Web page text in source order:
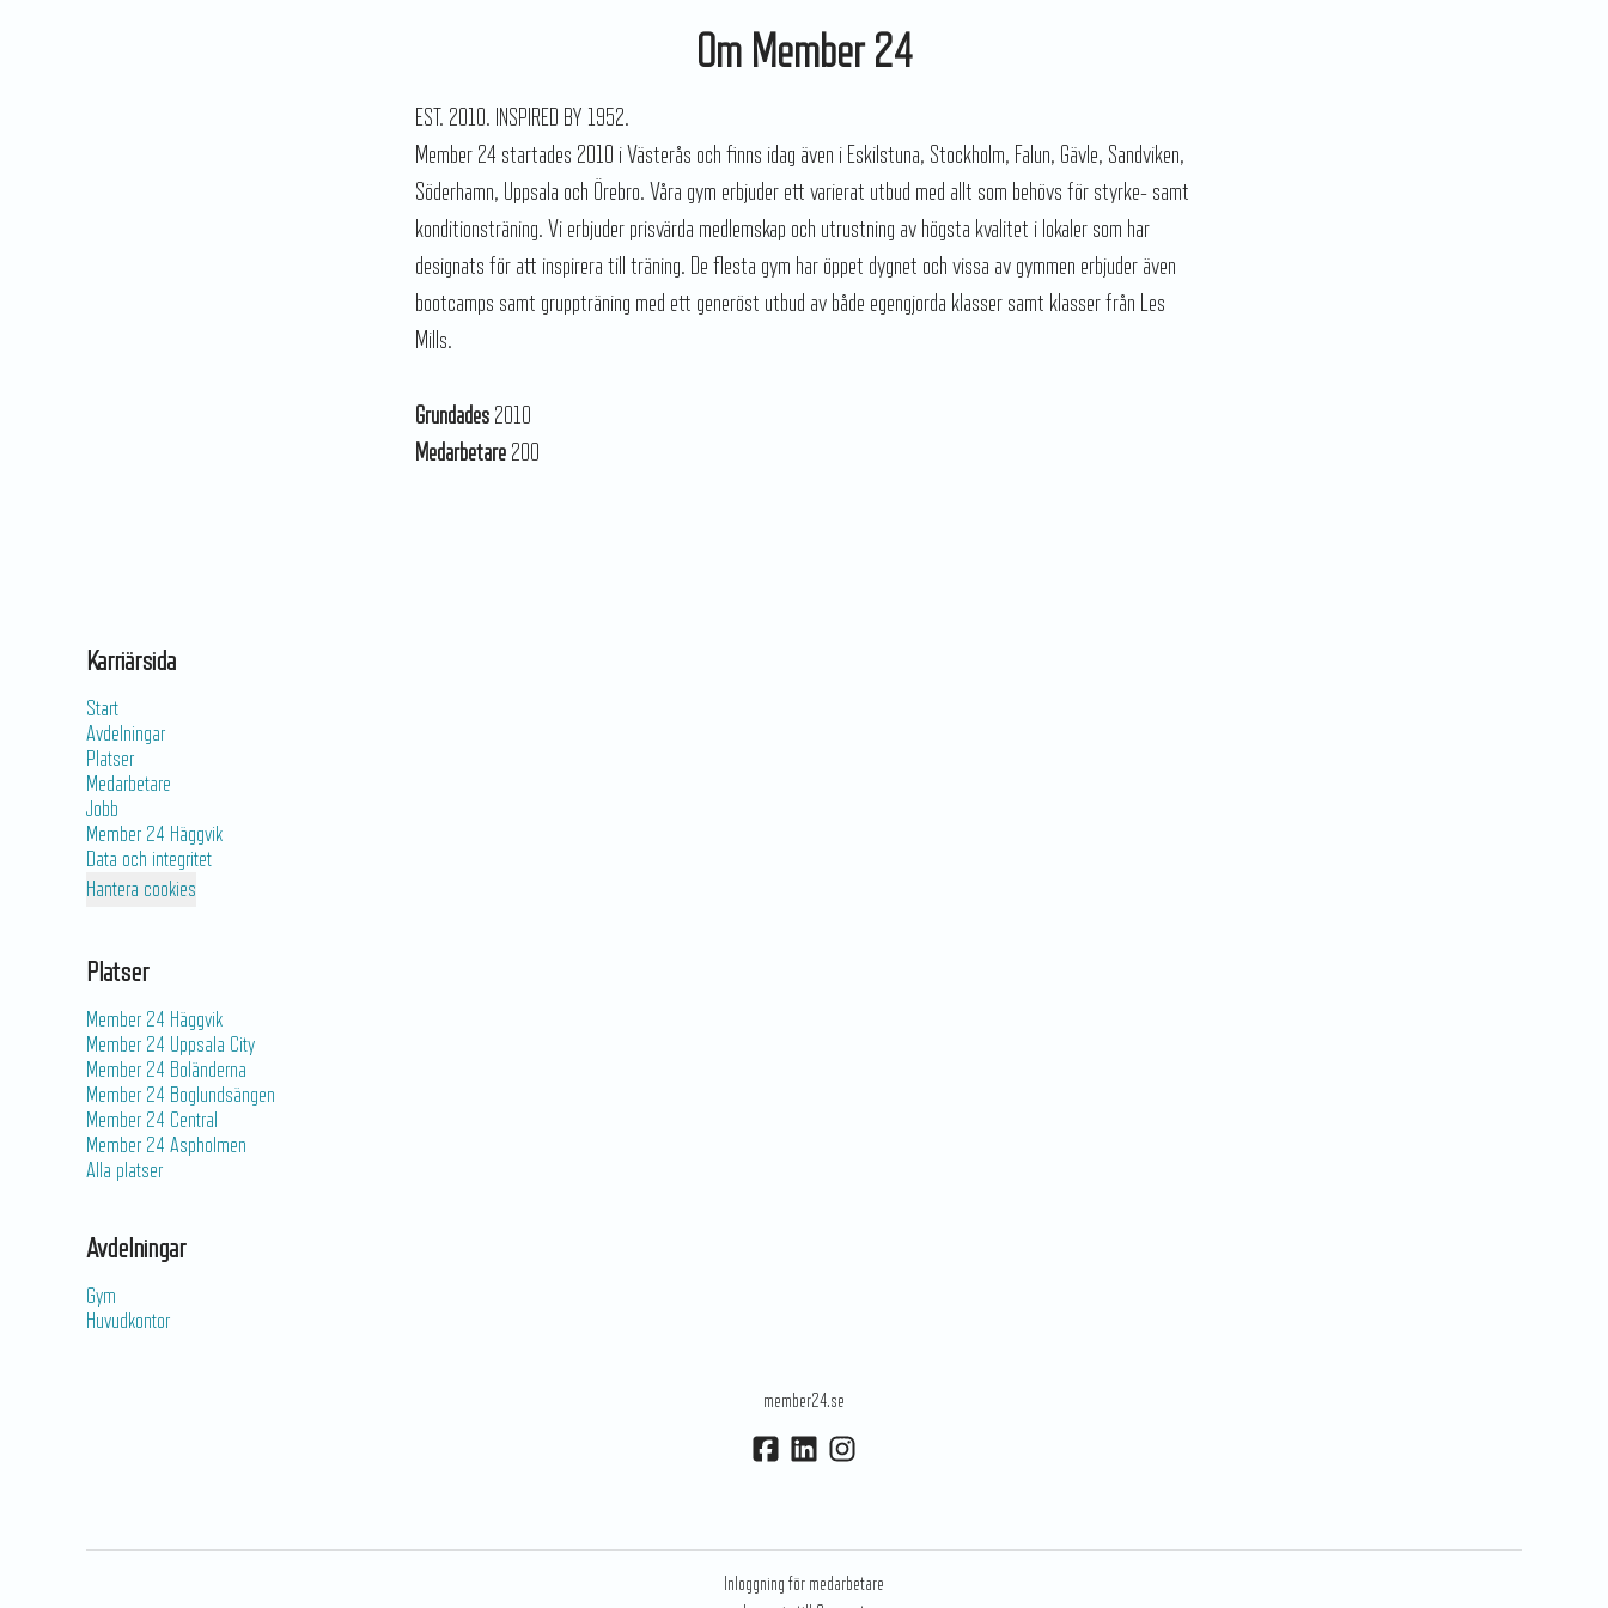
Om Member 24
EST. 2010. INSPIRED BY 1952.
Member 24 startades 2010 i Västerås och finns idag även i Eskilstuna, Stockholm, Falun, Gävle, Sandviken,
Söderhamn, Uppsala och Örebro. Våra gym erbjuder ett varierat utbud med allt som behövs för styrke- samt
konditionsträning. Vi erbjuder prisvärda medlemskap och utrustning av högsta kvalitet i lokaler som har
designats för att inspirera till träning. De flesta gym har öppet dygnet och vissa av gymmen erbjuder även
bootcamps samt gruppträning med ett generöst utbud av både egengjorda klasser samt klasser från Les
Mills.
Grundades 2010
Medarbetare 200
Karriärsida
Start
Avdelningar
Platser
Medarbetare
Jobb
Member 24 Häggvik
Data och integritet
Hantera cookies
Platser
Member 24 Häggvik
Member 24 Uppsala City
Member 24 Boländerna
Member 24 Boglundsängen
Member 24 Central
Member 24 Aspholmen
Alla platser
Avdelningar
Gym
Huvudkontor
member24.se
Inloggning för medarbetare